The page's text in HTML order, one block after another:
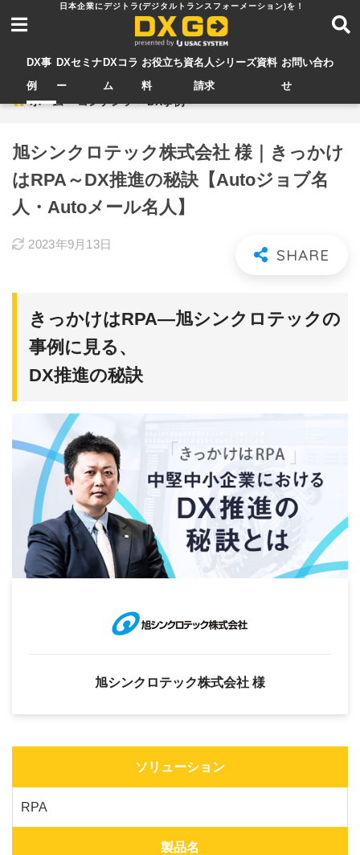
DX事
例
DXセミナ
ー
DXコラ
ム
お役立ち資
料
名人シリーズ資料
請求
お問い合わ
せ
ホーム コンテンツ DX事例
旭シンクロテック株式会社 様｜きっかけ
はRPA～DX推進の秘訣【Autoジョブ名
人・Autoメール名人】
2023年9月13日
きっかけはRPA―旭シンクロテックの
事例に見る、
DX推進の秘訣
旭シンクロテック株式会社 様
ソリューション
RPA
製品名